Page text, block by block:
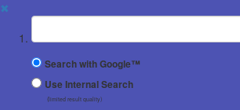
✖
Suchbegriff
Search with Google™
Use Internal Search
(limited result quality)